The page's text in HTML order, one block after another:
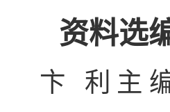
资料选
卞 利主